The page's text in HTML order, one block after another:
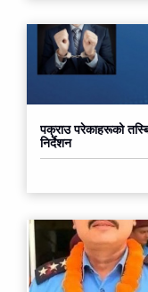
पक्राउ परेकाहरूको
निर्देशन